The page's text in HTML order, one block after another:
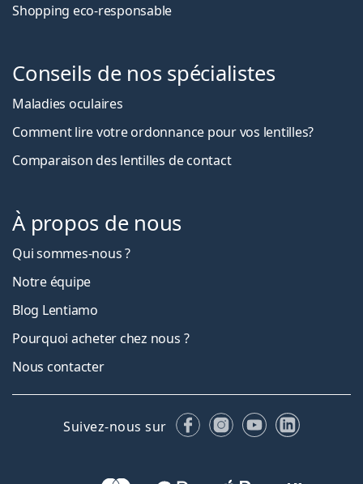
Shopping eco-responsable
Conseils de nos spécialistes
Maladies oculaires
Comment lire votre ordonnance pour vos lentilles?
Comparaison des lentilles de contact
À propos de nous
Qui sommes-nous ?
Notre équipe
Blog Lentiamo
Pourquoi acheter chez nous ?
Nous contacter
Suivez-nous sur FacebookInstagram
YouTubeLinkedIn